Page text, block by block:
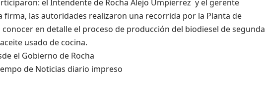
el Intendente de Rocha Alejo Umpierrez y el gerente
firma, las autoridades realizaron una recorrida por la Planta de
conocer en detalle el proceso de producción del biodiesel de segunda
usado de cocina.
el Gobierno de Rocha
de Noticias diario impreso